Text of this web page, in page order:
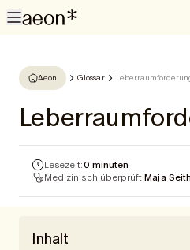
Aeon Glossar
Lesezeit:0 minuten
Medizinisch überprüft:Maja
Inhalt